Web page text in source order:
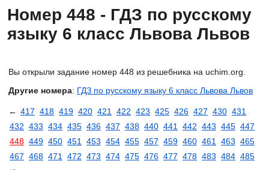
Номер 448 - ГДЗ по русскому
языку 6 класс Львова Львов
Вы открыли задание номер 448 из решебника на uchim.org.
Другие номера: ГДЗ по русскому языку 6 класс Львова Львов
← 417 418 419 420 421 422 423 425 426 427 430 431
432 433 434 435 436 437 438 440 441 442 443 445 447
448 449 450 451 453 454 455 457 459 460 461 463 465
467 468 471 472 473 474 475 476 477 478 483 484 485